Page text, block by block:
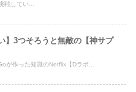
戦してい...
】3つそろうと無敵の【神サプ
が作った知識のNetflix【Dラボ...